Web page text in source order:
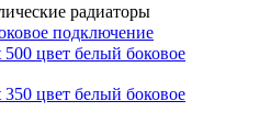
радиаторы
подключение
цвет белый боковое
цвет белый боковое